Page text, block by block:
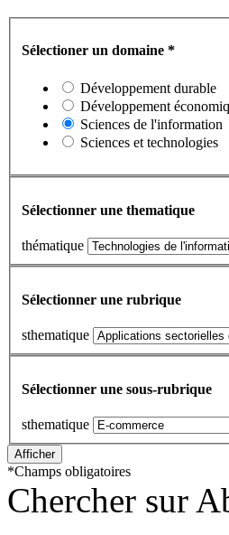
Sélectioner un domaine *
Développement durable
Développement
Sciences de l'information
Sciences et technologies
Sélectionner une thematique
thématique
Sélectionner une rubrique
sthematique
Sélectionner une sous-rubrique
sthematique
*Champs obligatoires
Chercher sur